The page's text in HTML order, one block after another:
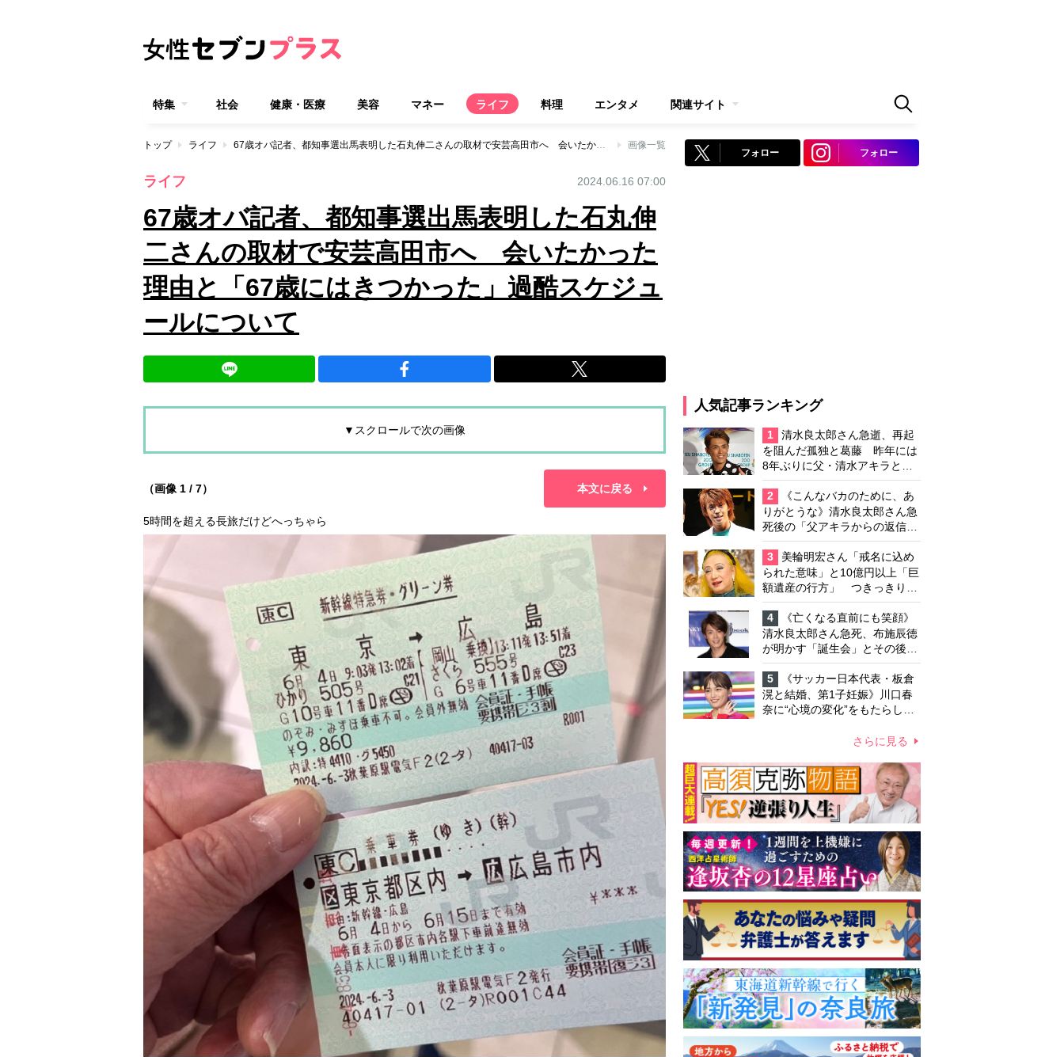
特集 社会 健康・医療 美容 マネー ライフ 料理 エンタメ 関連サイト
トップ ライフ 67歳オバ記者、都知事選出馬表明した石丸伸二さんの取材で安芸高田市へ 会いたかった理由と「67歳にはきつかった」過酷スケジュールについて 画像一覧
ライフ 2024.06.16 07:00
67歳オバ記者、都知事選出馬表明した石丸伸
二さんの取材で安芸高田市へ 会いたかった
理由と「67歳にはきつかった」過酷スケジュ
ールについて
▼スクロールで次の画像
（画像 1 / 7） 本文に戻る
5時間を超える長旅だけどへっちゃら
フォロー フォロー
人気記事ランキング
1
清水良太郎さん急逝、再起
を阻んだ孤独と葛藤 昨年には
8年ぶりに父・清水アキラと共
演、本格的な活動再開に向かっ
ていたが…周囲が懸念していた
「不安定なところ」
2
《こんなバカのために、あ
りがとうな》清水良太郎さん急
死後の「父アキラからの返信」
布施辰徳が涙で明かす「順番が
違う」
3
美輪明宏さん「戒名に込め
られた意味」と10億円以上「巨
額遺産の行方」 つきっきりで
私生活をサポートしていた元俳
優が相続か
4
《亡くなる直前にも笑顔》
清水良太郎さん急死、布施辰徳
が明かす「誕生会」とその後の
メッセージ
5
《サッカー日本代表・板倉
滉と結婚、第1子妊娠》川口春
奈に“心境の変化”をもたらした
って「がんに蝕まれる母」を演
さらに見る